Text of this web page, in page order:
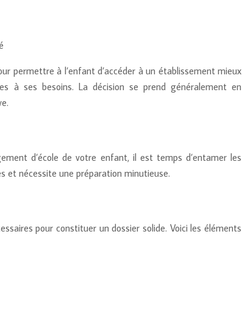
permettre à l’enfant d’accéder à un établissement mieux
à ses besoins. La décision se prend généralement en
d’école de votre enfant, il est temps d’entamer les
et nécessite une préparation minutieuse.
pour constituer un dossier solide. Voici les éléments